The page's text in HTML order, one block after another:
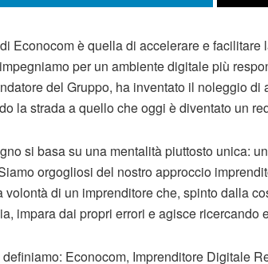
Econocom è quella di accelerare e
per un ambiente digitale più
del Gruppo, ha inventato il noleggio
la strada a quello che oggi è diventato un
si basa su una mentalità piuttosto unica:
orgogliosi del nostro approccio
volontà di un imprenditore che, spinto dalla
impara dai propri errori e agisce
Econocom, Imprenditore Digitale